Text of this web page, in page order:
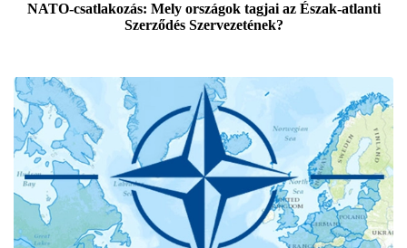
NATO-csatlakozás: Mely országok tagjai az Észak-atlanti
Szerződés Szervezetének?